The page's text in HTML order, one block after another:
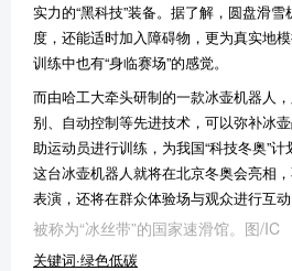
实力的“黑科技”装备。据了解，圆盘滑
度，还能适时加入障碍物，更为真实地
训练中也有“身临赛场”的感觉。
而由哈工大牵头研制的一款冰壶机器人
别、自动控制等先进技术，可以弥补冰
助运动员进行训练，为我国“科技冬奥”
这台冰壶机器人就将在北京冬奥会亮相
表演，还将在群众体验场与观众进行互动
被称为“冰丝带”的国家速滑馆。图/IC
关键词·绿色低碳